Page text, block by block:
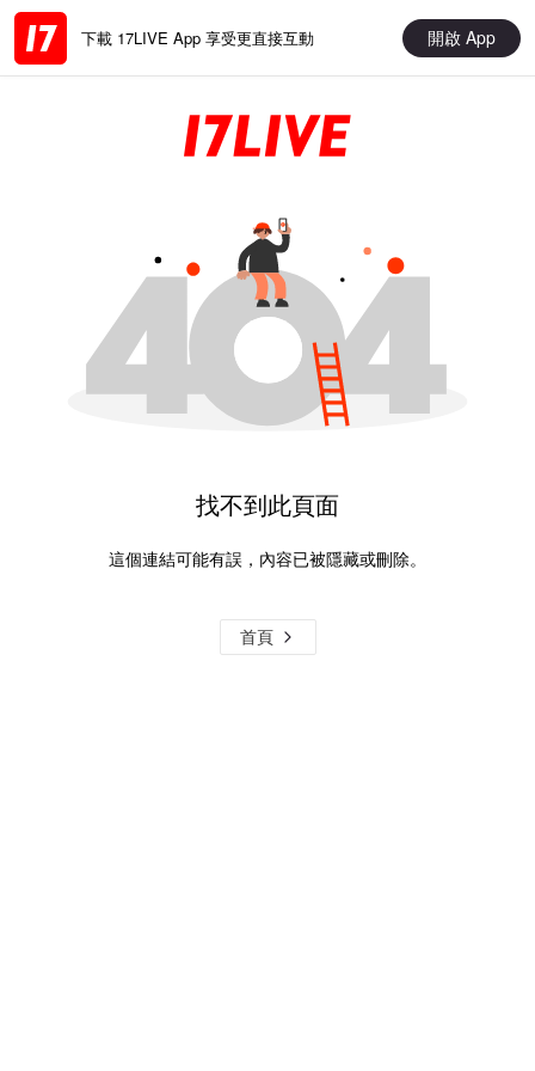
下載 17LIVE App 享受更直接互動 開啟 App
找不到此頁面
這個連結可能有誤，內容已被隱藏或刪除。
首頁